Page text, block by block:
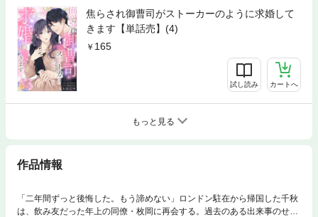
焦らされ御曹司がストーカーのように求婚して
きます【単話売】(4)
165
試し読み カートへ
もっと見る
作品情報
「二年間ずっと後悔した。もう諦めない」ロンドン駐在から帰国した千秋
は、飲み友だった年上の同僚・枚岡に再会する。過去のある出来事のせい